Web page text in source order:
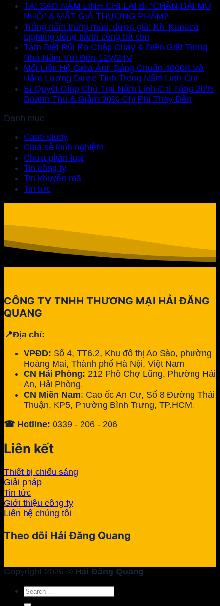
TẠI SAO NẤM LINH CHI LẠI BỊ “CHÂN DÀI MŨ
NHỎ” & MẤT GIÁ THƯƠNG PHẨM?
Trồng nấm trúng mùa, được giá: Khi Kanada
Lighting đồng hành cùng bà con
Tạm Biệt Rủi Ro Chập Cháy & Điện Giật Trong
Nhà Nấm Với Đèn 12V/24V
Mối Liên Hệ Giữa Ánh Sáng Chuẩn 4000K Và
Hàm Lượng Dược Tính Trong Nấm Linh Chi
Bí Quyết Giúp Chủ Trại Nấm Linh Chi Tăng 20%
Doanh Thu & Giảm 30% Chi Phí Thay Đèn
Danh mục
Case study
Chia sẻ kinh nghiệm
Chưa phân loại
Tin công ty
Tin khuyến mãi
Tin tức
CÔNG TY TNHH THƯƠNG MẠI HẢI ĐĂNG
QUANG
📍Địa chỉ:
VPĐD: Số 4, TT6.2, Khu đô thị Ao Sào, phường
Hoàng Mai, Thành phố Hà Nội, Việt Nam
CN Hải Phòng: 212 Phố Chợ Lũng, Phường Hải
An, Hải Phòng.
CN Miền Nam: Cao ốc An Cư, Số 8 Đường Thái
Thuận, KP5, Phường Bình Trưng, TP.HCM.
☎ Hotline: 0339 - 206 - 206
Liên kết
Thiết bị chiếu sáng
Giải pháp
Tin tức
Giới thiệu công ty
Liên hệ chúng tôi
Theo dõi Hải Đăng Quang
Copyright 2026 © Hải Đăng Quang
Search